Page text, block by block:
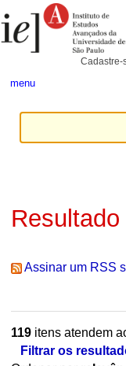
para
conteúdo.
Pessoais
Cadastre-
menu
Assinar um RSS
119itens atendem
Filtrar os